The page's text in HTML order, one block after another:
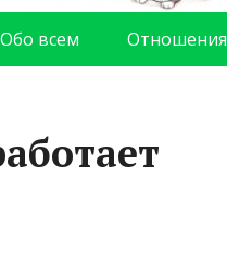
Обо всем Отношения